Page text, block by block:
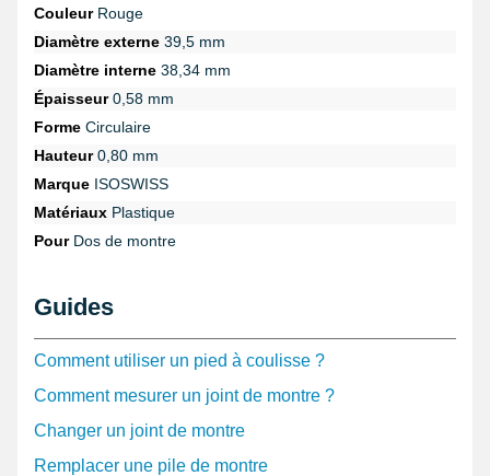
CouleurRouge
Diamètre externe 39,5 mm
Diamètre interne 38,34 mm
Épaisseur0,58 mm
Forme Circulaire
Hauteur0,80 mm
Marque ISOSWISS
Matériaux Plastique
PourDos de montre
Guides
Comment utiliser un pied à coulisse ?
Comment mesurer un joint de montre ?
Changer un joint de montre
Remplacer une pile de montre